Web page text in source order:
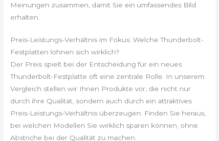
Meinungen zusammen, damit Sie ein umfassendes Bild
erhalten.
Preis-Leistungs-Verhältnis im Fokus: Welche Thunderbolt-
Festplatten lohnen sich wirklich?
Der Preis spielt bei der Entscheidung für ein neues
Thunderbolt-Festplatte oft eine zentrale Rolle. In unserem
Vergleich stellen wir Ihnen Produkte vor, die nicht nur
durch ihre Qualität, sondern auch durch ein attraktives
Preis-Leistungs-Verhältnis überzeugen. Finden Sie heraus,
bei welchen Modellen Sie wirklich sparen können, ohne
Abstriche bei der Qualität zu machen.